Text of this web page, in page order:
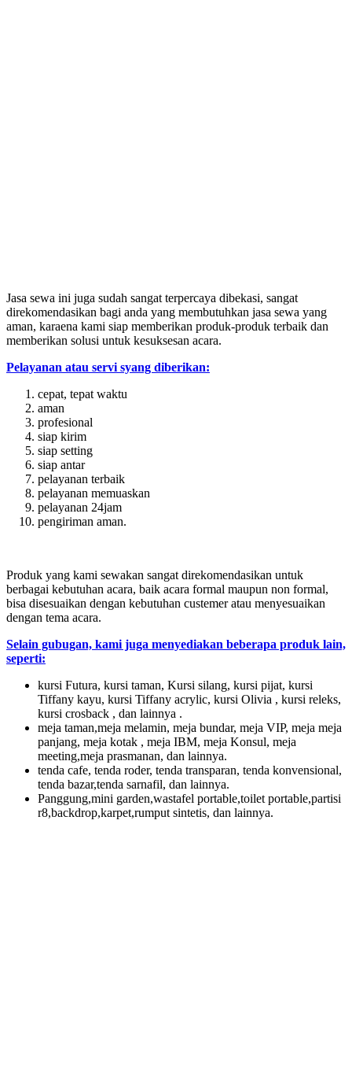
Jasa sewa ini juga sudah sangat terpercaya dibekasi, sangat
direkomendasikan bagi anda yang membutuhkan jasa sewa yang
aman, karaena kami siap memberikan produk-produk terbaik dan
memberikan solusi untuk kesuksesan acara.
Pelayanan atau servi syang diberikan:
cepat, tepat waktu
aman
profesional
siap kirim
siap setting
siap antar
pelayanan terbaik
pelayanan memuaskan
pelayanan 24jam
pengiriman aman.
Produk yang kami sewakan sangat direkomendasikan untuk
berbagai kebutuhan acara, baik acara formal maupun non formal,
bisa disesuaikan dengan kebutuhan custemer atau menyesuaikan
dengan tema acara.
Selain gubugan, kami juga menyediakan beberapa produk lain,
seperti:
kursi Futura, kursi taman, Kursi silang, kursi pijat, kursi
Tiffany kayu, kursi Tiffany acrylic, kursi Olivia , kursi releks,
kursi crosback , dan lainnya .
meja taman,meja melamin, meja bundar, meja VIP, meja meja
panjang, meja kotak , meja IBM, meja Konsul, meja
meeting,meja prasmanan, dan lainnya.
tenda cafe, tenda roder, tenda transparan, tenda konvensional,
tenda bazar,tenda sarnafil, dan lainnya.
Panggung,mini garden,wastafel portable,toilet portable,partisi
r8,backdrop,karpet,rumput sintetis, dan lainnya.